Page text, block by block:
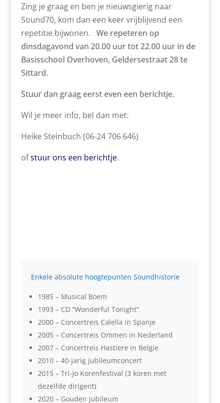
Zing je graag en ben je nieuwsgierig naar
Sound70, kom dan een keer vrijblijvend een
repetitie bijwonen. We repeteren op
dinsdagavond van 20.00 uur tot 22.00 uur in de
Basisschool Overhoven, Geldersestraat 28 te
Sittard.
Stuur dan graag eerst even een berichtje.
Wil je meer info, bel dan met:
Heike Steinbuch (06-24 706 646)
ofstuur ons een berichtje.
Enkele absolute hoogtepunten Soundhistorie
1985 – Musical Boem
1993 – CD “Wonderful Tonight”
2000 – Concertreis Calella in Spanje
2005 – Concertreis Ommen in Nederland
2007 – Concertreis Hastiere in Belgie
2010 – 40-jarig jubileumconcert
2015 – Tri-Jo Korenfestival (3 koren met
dezelfde dirigent)
2020 – Gouden jubileum